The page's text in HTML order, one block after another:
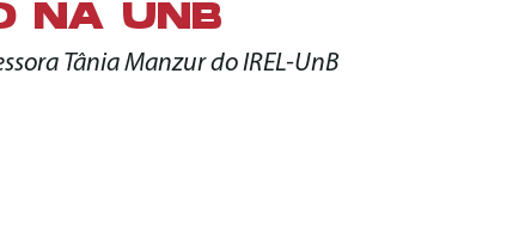
NA UNB
Tânia Manzur do IREL-UnB